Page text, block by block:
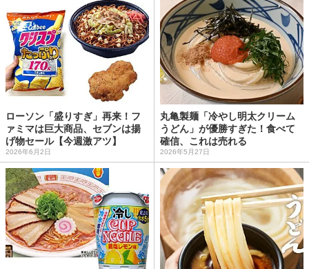
ローソン「盛りすぎ」再来！フ
ァミマは巨大商品、セブンは揚
げ物セール【今週激アツ】
2026年6月2日
丸亀製麺「冷やし明太クリーム
うどん」が優勝すぎた！食べて
確信、これは売れる
2026年5月27日